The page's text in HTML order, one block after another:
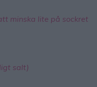
minska lite på sockret
salt)